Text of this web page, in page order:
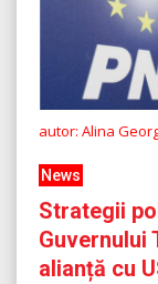
autor: Alina
News
Strategii
Guvernului
alianță cu